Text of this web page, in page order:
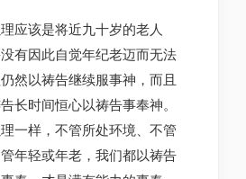
应该是将近九十岁的老人
有因此自觉年纪老迈而无法
然以祷告继续服事神，而且
长时间恒心以祷告事奉神。
一样，不管所处环境、不管
年轻或年老，我们都以祷告